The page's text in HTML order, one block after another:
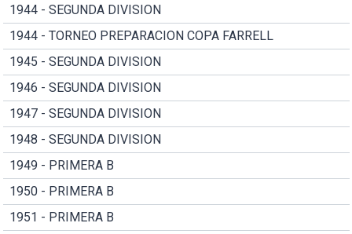
1944 - SEGUNDA DIVISION
1944 - TORNEO PREPARACION COPA FARRELL
1945 - SEGUNDA DIVISION
1946 - SEGUNDA DIVISION
1947 - SEGUNDA DIVISION
1948 - SEGUNDA DIVISION
1949 - PRIMERA B
1950 - PRIMERA B
1951 - PRIMERA B